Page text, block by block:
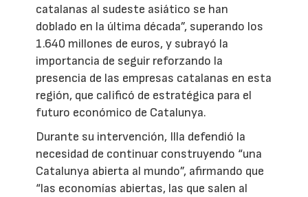
catalanas al sudeste asiático se han
doblado en la última década”, superando los
1.640 millones de euros, y subrayó la
importancia de seguir reforzando la
presencia de las empresas catalanas en esta
región, que calificó de estratégica para el
futuro económico de Catalunya.
Durante su intervención, Illa defendió la
necesidad de continuar construyendo “una
Catalunya abierta al mundo”, afirmando que
“las economías abiertas, las que salen al